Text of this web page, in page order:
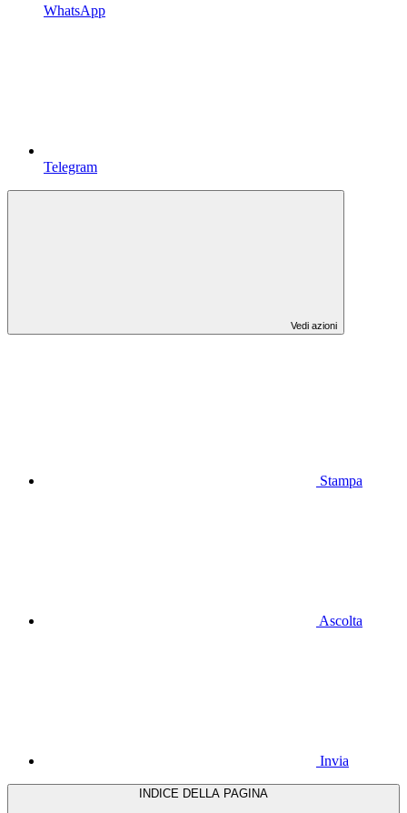
WhatsApp
Telegram
Vedi azioni
Stampa
Ascolta
Invia